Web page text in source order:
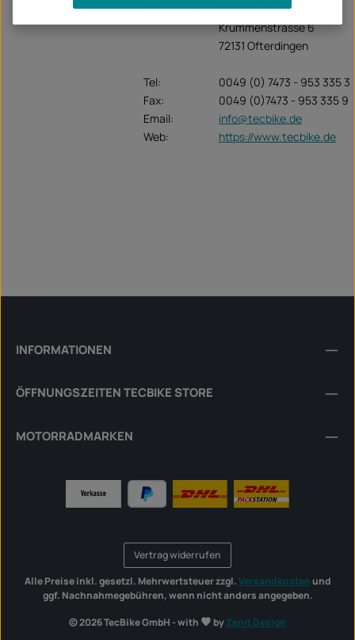
Unternehmen:TecBike GmbH
Krummenstrasse 6
72131 Ofterdingen
Tel:
0049 (0) 7473 - 953 335 3
Fax:
0049 (0)7473 - 953 335 9
Email:
info@tecbike.de
Web:
https://www.tecbike.de
INFORMATIONEN
ÖFFNUNGSZEITEN TECBIKE STORE
MOTORRADMARKEN
Vertrag widerrufen
© 2026 TecBike GmbH - with byZenit Design
Alle Preise inkl. gesetzl. Mehrwertsteuer zzgl. Versandkostenund
ggf. Nachnahmegebühren, wenn nicht anders angegeben.